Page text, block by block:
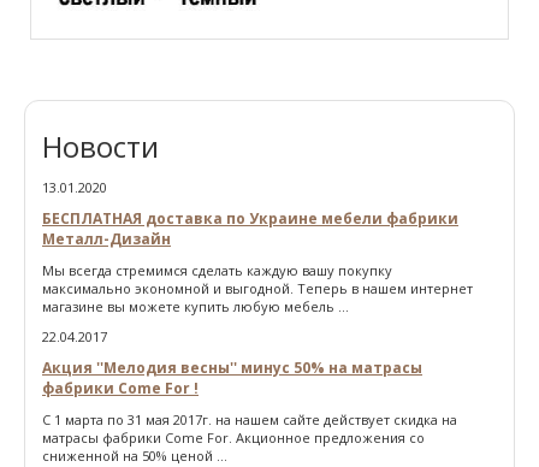
Новости
13.01.2020
БЕСПЛАТНАЯ доставка по Украине мебели фабрики
Металл-Дизайн
Мы всегда стремимся сделать каждую вашу покупку
максимально экономной и выгодной. Теперь в нашем интернет
магазине вы можете купить любую мебель ...
22.04.2017
Акция ''Мелодия весны'' минус 50% на матрасы
фабрики Come For !
С 1 марта по 31 мая 2017г. на нашем сайте действует скидка на
матрасы фабрики Come For. Акционное предложения со
сниженной на 50% ценой ...